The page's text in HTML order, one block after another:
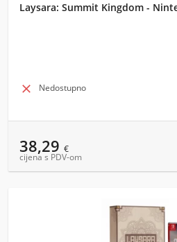
Laysara: Summit Kingdom -
 Nedostupno
38,29 €
cijena s PDV-om